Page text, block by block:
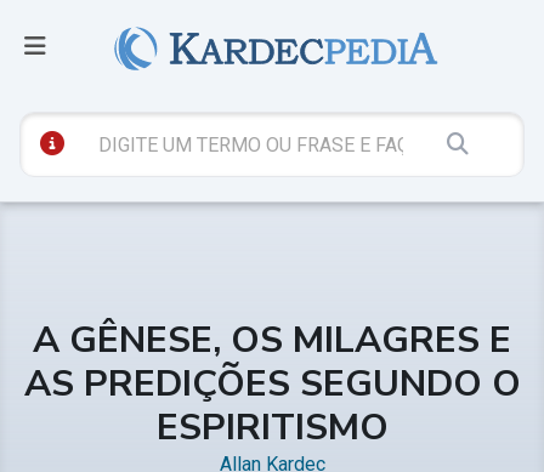
A GÊNESE, OS MILAGRES E
AS PREDIÇÕES SEGUNDO O
ESPIRITISMO
Allan Kardec